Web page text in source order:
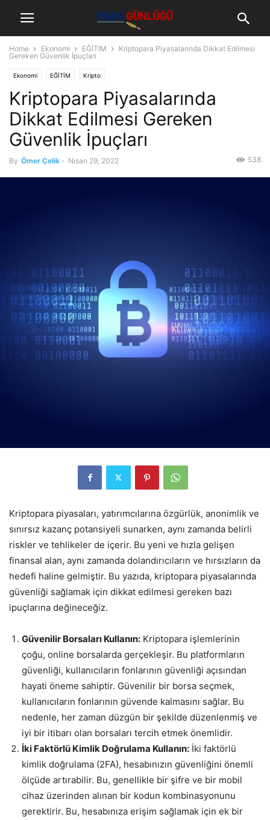
Home Ekonomi EĞİTİM
Kriptopara Piyasalarında Dikkat Edilmesi
Gereken Güvenlik İpuçları
Ekonomi EĞİTİM Kripto
Kriptopara Piyasalarında
Dikkat Edilmesi Gereken
Güvenlik İpuçları
By Ömer Çelik - Nisan 29, 2022 538
Kriptopara piyasaları, yatırımcılarına özgürlük, anonimlik ve
sınırsız kazanç potansiyeli sunarken, aynı zamanda belirli
riskler ve tehlikeler de içerir. Bu yeni ve hızla gelişen
finansal alan, aynı zamanda dolandırıcıların ve hırsızların da
hedefi haline gelmiştir. Bu yazıda, kriptopara piyasalarında
güvenliği sağlamak için dikkat edilmesi gereken bazı
ipuçlarına değineceğiz.
Güvenilir Borsaları Kullanın: Kriptopara işlemlerinin
çoğu, online borsalarda gerçekleşir. Bu platformların
güvenliği, kullanıcıların fonlarının güvenliği açısından
hayati öneme sahiptir. Güvenilir bir borsa seçmek,
kullanıcıların fonlarının güvende kalmasını sağlar. Bu
nedenle, her zaman düzgün bir şekilde düzenlenmiş ve
iyi bir itibarı olan borsaları tercih etmek önemlidir.
İki Faktörlü Kimlik Doğrulama Kullanın: İki faktörlü
kimlik doğrulama (2FA), hesabınızın güvenliğini önemli
ölçüde artırabilir. Bu, genellikle bir şifre ve bir mobil
cihaz üzerinden alınan bir kodun kombinasyonunu
gerektirir. Bu, hesabınıza erişim sağlamak için ek bir